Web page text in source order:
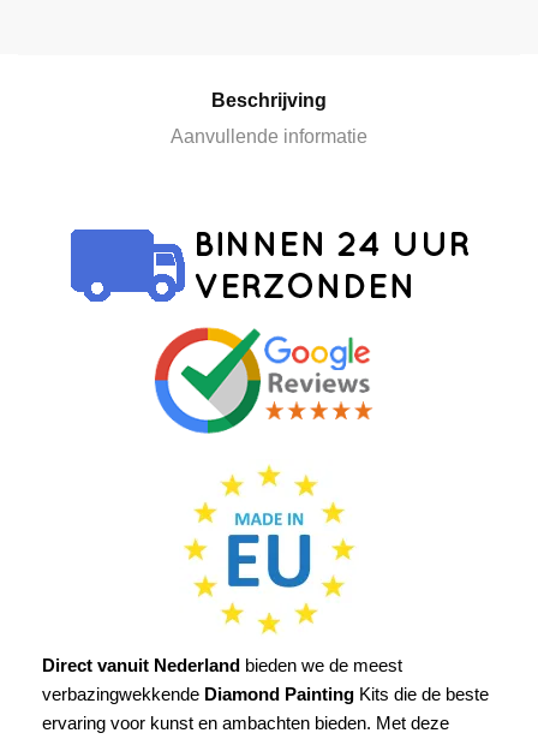
Beschrijving
Aanvullende informatie
Direct vanuit Nederland bieden we de meest
verbazingwekkende Diamond Painting Kits die de beste
ervaring voor kunst en ambachten bieden. Met deze